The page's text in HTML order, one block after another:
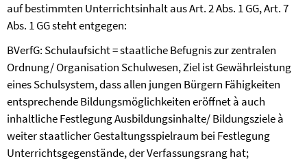
auf bestimmten Unterrichtsinhalt aus Art. 2 Abs. 1 GG, Art. 7
Abs. 1 GG steht entgegen:
BVerfG: Schulaufsicht = staatliche Befugnis zur zentralen
Ordnung/ Organisation Schulwesen, Ziel ist Gewährleistung
eines Schulsystem, dass allen jungen Bürgern Fähigkeiten
entsprechende Bildungsmöglichkeiten eröffnetà auch
inhaltliche Festlegung Ausbildungsinhalte/ Bildungszieleà
weiter staatlicher Gestaltungsspielraum bei Festlegung
Unterrichtsgegenstände, der Verfassungsrang hat;